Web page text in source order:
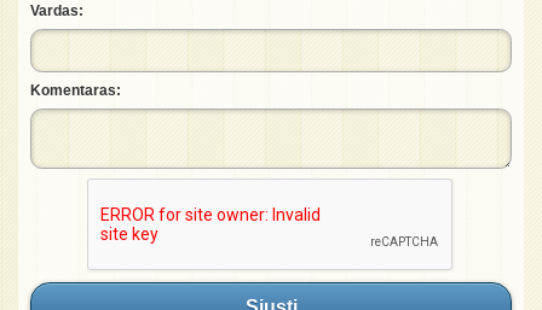
Vardas:
Komentaras: